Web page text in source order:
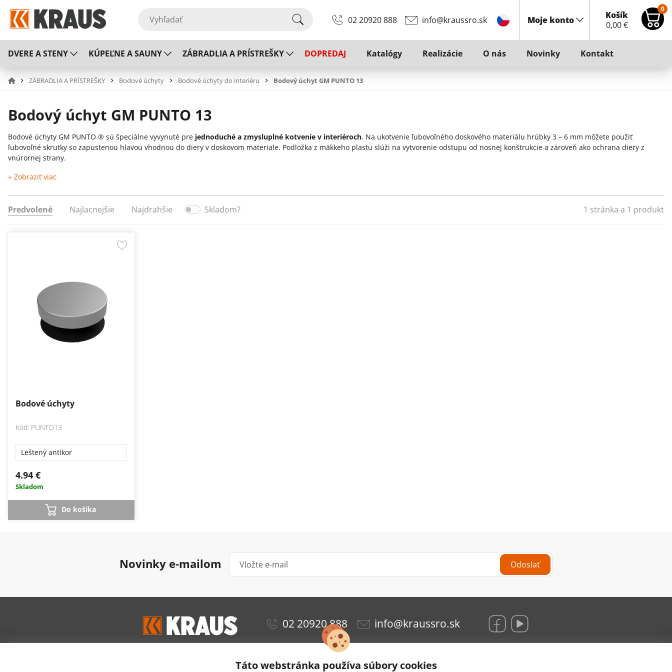
02 20920 888 info@kraussro.sk Moje konto
Košík
0,00€
0
DVERE A STENY KÚPEĽNE A SAUNY ZÁBRADLIA A PRÍSTREŠKY DOPREDAJ Katalógy Realizácie O nás Novinky Kontakt
ZÁBRADLIA A PRÍSTREŠKY Bodové úchyty Bodové úchyty do interiéru Bodový úchyt GM PUNTO 13
Bodový úchyt GM PUNTO 13
Bodové úchyty GM PUNTO ® sú špeciálne vyvynuté pre jednoduché a zmysluplné kotvenie v interiéroch. Na ukotvenie ľubovoľného doskového materiálu hrúbky 3 – 6 mm môžete použiť
ľubovoľné skrutky so zapustenou hlavou vhodnou do diery v doskovom materiale. Podložka z mäkkeho plastu slúži na vytvorenie odstupu od nosnej konštrukcie a zároveň ako ochrana diery z
vnúrornej strany.
Možnosti použitia:
Presklenia v sanitárnej oblasti,
+ Zobraziť viac
Predvolené Najlacnejšie Najdrahšie Skladom? 1 stránka a 1 produkt
Bodové úchyty
Kód: PUNTO13
Leštený antikor
4.94 €
Skladom
Do košíka
Novinky e-mailom Odoslať
02 20920 888 info@kraussro.sk
Táto webstránka používa súbory cookies